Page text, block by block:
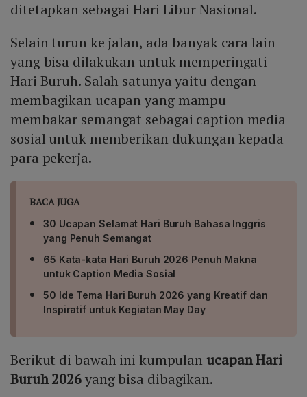
ditetapkan sebagai Hari Libur Nasional.
Selain turun ke jalan, ada banyak cara lain
yang bisa dilakukan untuk memperingati
Hari Buruh. Salah satunya yaitu dengan
membagikan ucapan yang mampu
membakar semangat sebagai caption media
sosial untuk memberikan dukungan kepada
para pekerja.
BACA JUGA
30 Ucapan Selamat Hari Buruh Bahasa Inggris
yang Penuh Semangat
65 Kata-kata Hari Buruh 2026 Penuh Makna
untuk Caption Media Sosial
50 Ide Tema Hari Buruh 2026 yang Kreatif dan
Inspiratif untuk Kegiatan May Day
Berikut di bawah ini kumpulan ucapan Hari
Buruh 2026yang bisa dibagikan.